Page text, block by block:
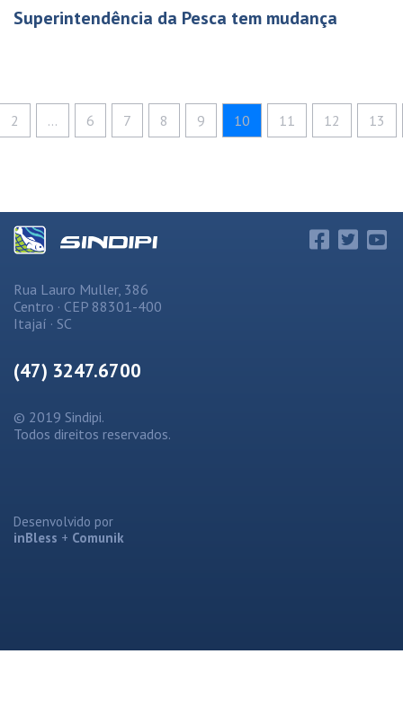
Superintendência da Pesca tem mudança
2 ... 6 7 8 9 10 11 12 13
Rua Lauro Muller, 386
Centro · CEP 88301-400
Itajaí · SC
(47) 3247.6700
© 2019 Sindipi.
Todos direitos reservados.
Desenvolvido por
inBless + Comunik